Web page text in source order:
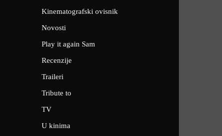
Kinematografski ovisnik
Novosti
Play it again Sam
Recenzije
Traileri
Tribute to
TV
U kinima